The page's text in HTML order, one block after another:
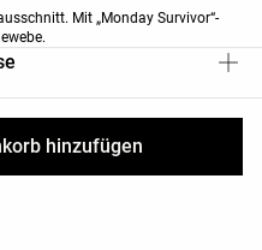
hinzufügen
Mit „Monday Survivor“-